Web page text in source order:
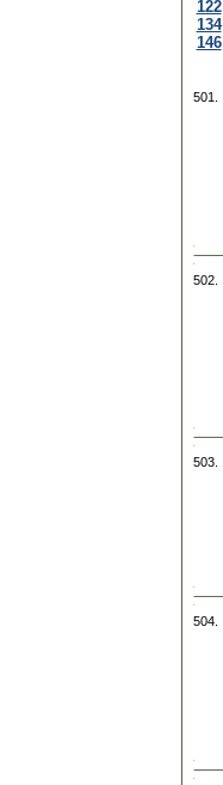
122
134
146
501.
502.
503.
504.